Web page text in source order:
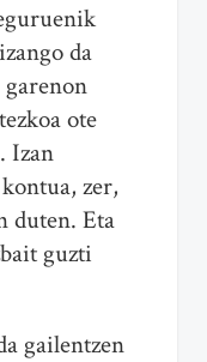
da
ote
Izan
zer,
duten. Eta
guzti
gailentzen